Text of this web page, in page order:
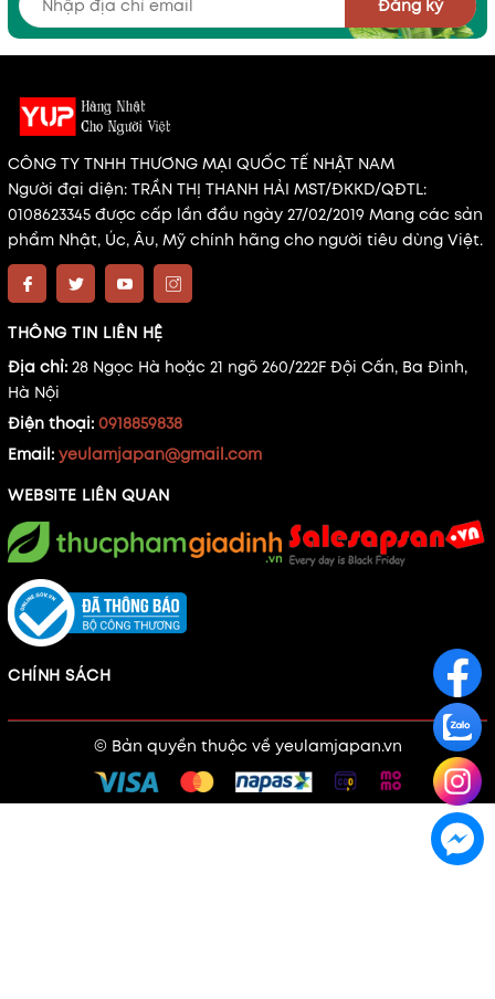
Đăng ký
CÔNG TY TNHH THƯƠNG MẠI QUỐC TẾ NHẬT NAM
Người đại diện: TRẦN THỊ THANH HẢI MST/ĐKKD/QĐTL:
0108623345 được cấp lần đầu ngày 27/02/2019 Mang các sản
phẩm Nhật, Úc, Âu, Mỹ chính hãng cho người tiêu dùng Việt.
THÔNG TIN LIÊN HỆ
Địa chỉ: 28 Ngọc Hà hoặc 21 ngõ 260/222F Đội Cấn, Ba Đình,
Hà Nội
Điện thoại: 0918859838
Email: yeulamjapan@gmail.com
WEBSITE LIÊN QUAN
CHÍNH SÁCH
© Bản quyền thuộc về yeulamjapan.vn